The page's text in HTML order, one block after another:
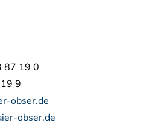
87 19 0
9
obser.de
obser.de